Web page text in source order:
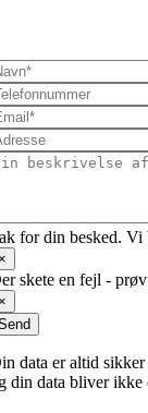
for din besked. Vi
skete en fejl -
data er altid
din data bliver ikke